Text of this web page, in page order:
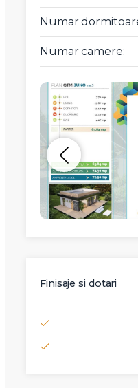
Numar
Numar camere:
Finisaje si dotari